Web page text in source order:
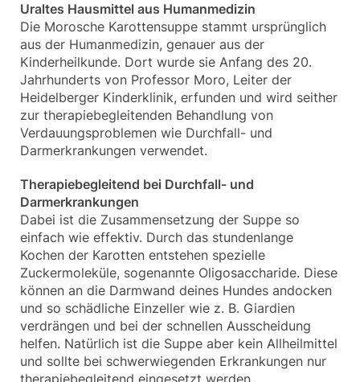
Uraltes Hausmittel aus Humanmedizin
Die Morosche Karottensuppe stammt ursprünglich
aus der Humanmedizin, genauer aus der
Kinderheilkunde. Dort wurde sie Anfang des 20.
Jahrhunderts von Professor Moro, Leiter der
Heidelberger Kinderklinik, erfunden und wird seither
zur therapiebegleitenden Behandlung von
Verdauungsproblemen wie Durchfall- und
Darmerkrankungen verwendet.
Therapiebegleitend bei Durchfall- und
Darmerkrankungen
Dabei ist die Zusammensetzung der Suppe so
einfach wie effektiv. Durch das stundenlange
Kochen der Karotten entstehen spezielle
Zuckermoleküle, sogenannte Oligosaccharide. Diese
können an die Darmwand deines Hundes andocken
und so schädliche Einzeller wie z. B. Giardien
verdrängen und bei der schnellen Ausscheidung
helfen. Natürlich ist die Suppe aber kein Allheilmittel
und sollte bei schwerwiegenden Erkrankungen nur